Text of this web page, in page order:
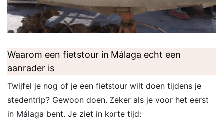
Waarom een fietstour in Málaga echt een
aanrader is
Twijfel je nog of je een fietstour wilt doen tijdens je
stedentrip? Gewoon doen. Zeker als je voor het eerst
in Málaga bent. Je ziet in korte tijd: